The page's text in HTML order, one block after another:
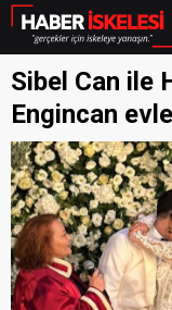
Sibel Can ile
Engincan